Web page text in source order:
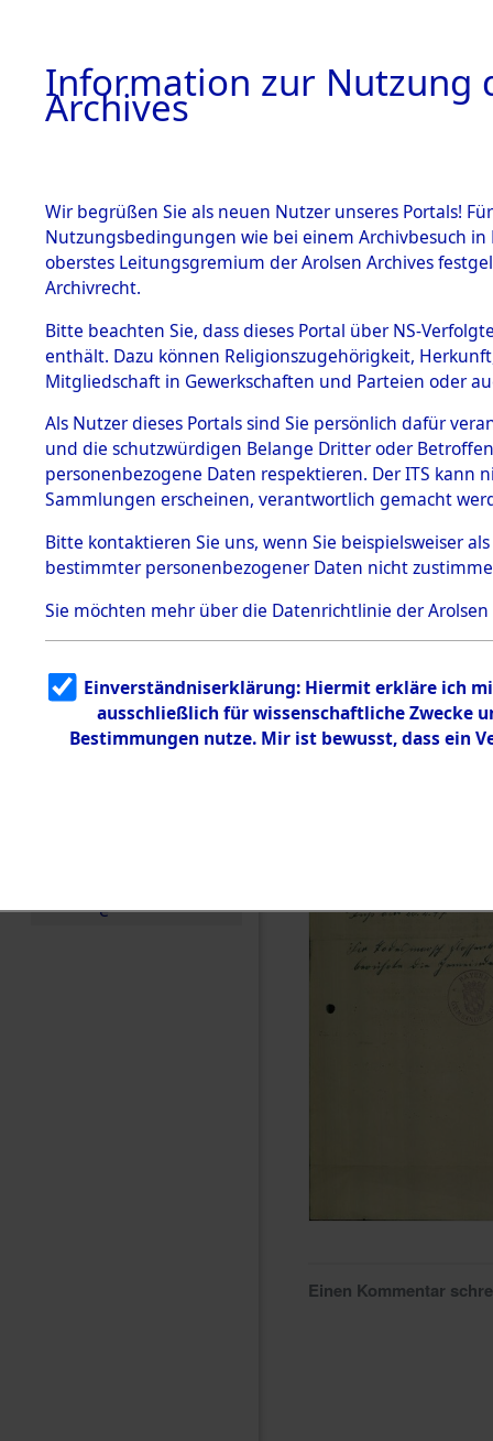
BESTÄNDE
1.
mente
5. Verschiedenes
5.3
Todesmärsche
5.3.1 Alliierte
Erhebungen
zu
Todesmärsch
en
5.3.2
g
5.3.3
Todesmärsch
e
von
Toter aus
Ort ihrer
0001
Einen Kommentar
Information zur Nutzung
Archives
Wir begrüßen Sie als neuen Nutzer unseres Portals!
Nutzungsbedingungen wie bei einem Archivbesuch
oberstes Leitungsgremium der Arolsen Archives
Archivrecht.
Bitte beachten Sie, dass dieses Portal über NS-
enthält. Dazu können Religionszugehörigkeit,
Mitgliedschaft in Gewerkschaften und Parteien oder
Als Nutzer dieses Portals sind Sie persönlich dafür
und die schutzwürdigen Belange Dritter oder
personenbezogene Daten respektieren. Der ITS
Sammlungen erscheinen, verantwortlich gemacht
Bitte kontaktieren Sie uns, wenn Sie beispielsweiser
bestimmter personenbezogener Daten nicht
Sie möchten mehr über die Datenrichtlinie der Arolsen
Einverständniserklärung: Hiermit erkläre ich
ausschließlich für wissenschaftliche Zwecke
Bestimmungen nutze. Mir ist bewusst, dass ein